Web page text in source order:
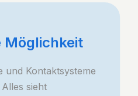
Möglichkeit
und Kontaktsysteme
sieht